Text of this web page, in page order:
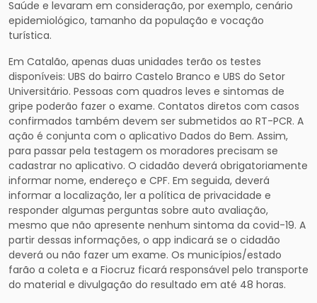
Saúde e levaram em consideração, por exemplo, cenário
epidemiológico, tamanho da população e vocação
turística.
Em Catalão, apenas duas unidades terão os testes
disponíveis: UBS do bairro Castelo Branco e UBS do Setor
Universitário. Pessoas com quadros leves e sintomas de
gripe poderão fazer o exame. Contatos diretos com casos
confirmados também devem ser submetidos ao RT-PCR. A
ação é conjunta com o aplicativo Dados do Bem. Assim,
para passar pela testagem os moradores precisam se
cadastrar no aplicativo. O cidadão deverá obrigatoriamente
informar nome, endereço e CPF. Em seguida, deverá
informar a localização, ler a política de privacidade e
responder algumas perguntas sobre auto avaliação,
mesmo que não apresente nenhum sintoma da covid-19. A
partir dessas informações, o app indicará se o cidadão
deverá ou não fazer um exame. Os municípios/estado
farão a coleta e a Fiocruz ficará responsável pelo transporte
do material e divulgação do resultado em até 48 horas.